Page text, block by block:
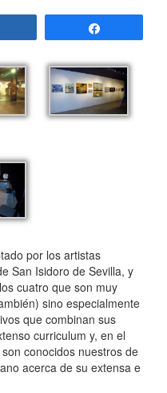
por los artistas
San Isidoro de Sevilla, y
cuatro que son muy
sino especialmente
que combinan sus
curriculum y, en el
conocidos nuestros de
acerca de su extensa e